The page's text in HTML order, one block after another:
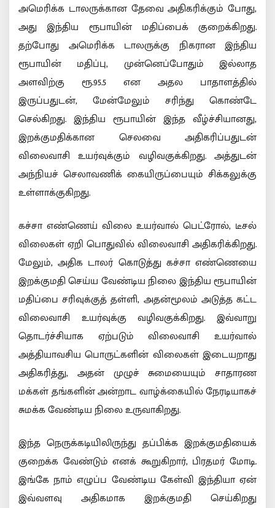
அமெரிக்க டாலருக்கான தேவை அதிகரிக்கும் போது,
அது இந்திய ரூபாயின் மதிப்பைக் குறைக்கிறது.
தற்போது அமெரிக்க டாலருக்கு நிகரான இந்திய
ரூபாயின் மதிப்பு, முன்னெப்போதும் இல்லாத
அளவிற்கு ரூ.95.5 என அதல பாதாளத்தில்
இருப்பதுடன், மேன்மேலும் சரிந்து கொண்டே
செல்கிறது. இந்திய ரூபாயின் இந்த வீழ்ச்சியானது,
இறக்குமதிக்கான செலவை அதிகரிப்பதுடன்
விலைவாசி உயர்வுக்கும் வழிவகுக்கிறது. அத்துடன்
அந்நியச் செலாவணிக் கையிருப்பையும் சிக்கலுக்கு
உள்ளாக்குகிறது.
கச்சா எண்ணெய் விலை உயர்வால் பெட்ரோல், டீசல்
விலைகள் ஏறி பொதுவில் விலைவாசி அதிகரிக்கிறது.
மேலும், அதிக டாலர் கொடுத்து கச்சா எண்ணெயை
இறக்குமதி செய்ய வேண்டிய நிலை இந்திய ரூபாயின்
மதிப்பை சரிவுக்குத் தள்ளி, அதன்மூலம் அடுத்த கட்ட
விலைவாசி உயர்வுக்கு வழிவகுக்கிறது. இவ்வாறு
தொடர்ச்சியாக ஏற்படும் விலைவாசி உயர்வால்
அத்தியாவசிய பொருட்களின் விலைகள் இடையறாது
அதிகரித்து, அதன் முழுச் சுமையையும் சாதாரண
மக்கள் தங்களின் அன்றாட வாழ்க்கையில் நேரடியாகச்
சுமக்க வேண்டிய நிலை உருவாகிறது.
இந்த நெருக்கடியிலிருந்து தப்பிக்க இறக்குமதியைக்
குறைக்க வேண்டும் எனக் கூறுகிறார், பிரதமர் மோடி.
இங்கே நாம் எழுப்ப வேண்டிய கேள்வி இந்தியா ஏன்
இவ்வளவு அதிகமாக இறக்குமதி செய்கிறது